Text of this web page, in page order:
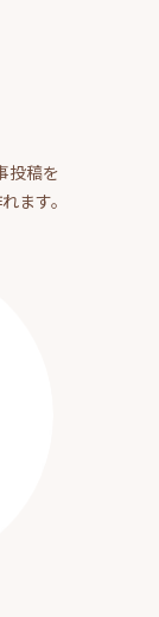
投稿を
ます。